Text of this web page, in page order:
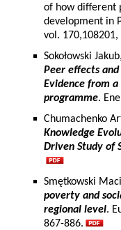
of how different
development in
vol. 170,108201,
Sokołowski
Peer effects
Evidence from
programme.
Chumachenko
Knowledge
Driven Study of
Smętkowski
poverty and
regional level.
867-886.